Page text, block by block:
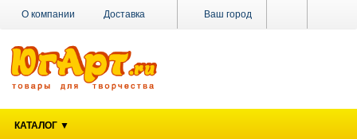
Ваш город
О компании Доставка
Наши магазины Новости
КАТАЛОГ ▼